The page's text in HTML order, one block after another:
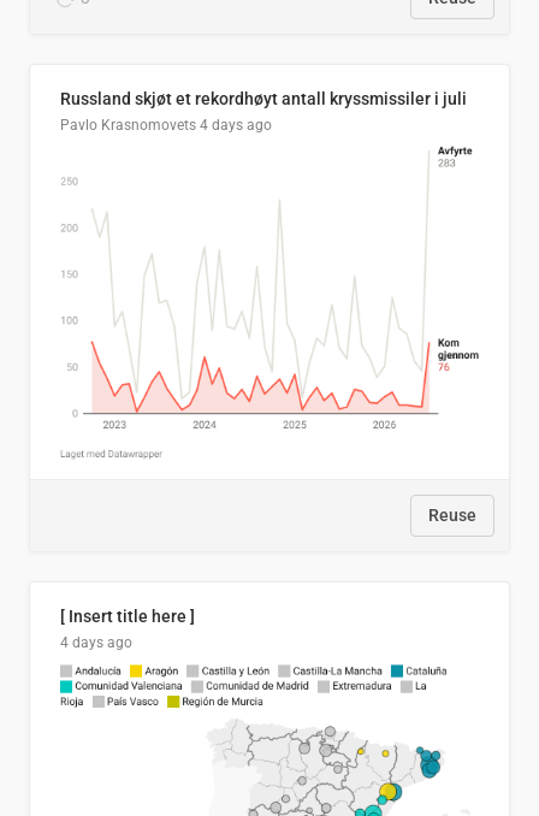
Russland skjøt et rekordhøyt antall kryssmissiler i juli
Pavlo Krasnomovets 4 days ago
Reuse
[ Insert title here ]
4 days ago